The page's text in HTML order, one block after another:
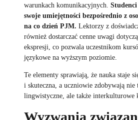
warunkach komunikacyjnych. Studenci
swoje umiejętności bezpośrednio z
na co dzień PJM. Lektorzy z
również dostarczać cenne uwagi
ekspresji, co pozwala uczestnikom
językowe na wyższym poziomie.
Te elementy sprawiają, że nauka staje
i skuteczna, a uczniowie zdobywają
lingwistyczne, ale także interkulturowe